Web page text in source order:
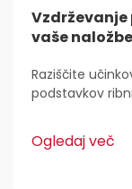
vaše naložbe
Raziščite
podstavkov
tehnikah
življenjsko dobo
Ogledaj več